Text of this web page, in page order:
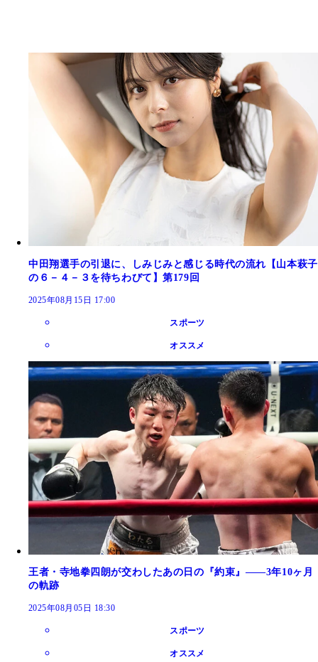
中田翔選手の引退に、しみじみと感じる時代の流れ【山本萩子
の６－４－３を待ちわびて】第179回
2025年08月15日 17:00
スポーツ
オススメ
王者・寺地拳四朗が交わしたあの日の『約束』――3年10ヶ月
の軌跡
2025年08月05日 18:30
スポーツ
オススメ